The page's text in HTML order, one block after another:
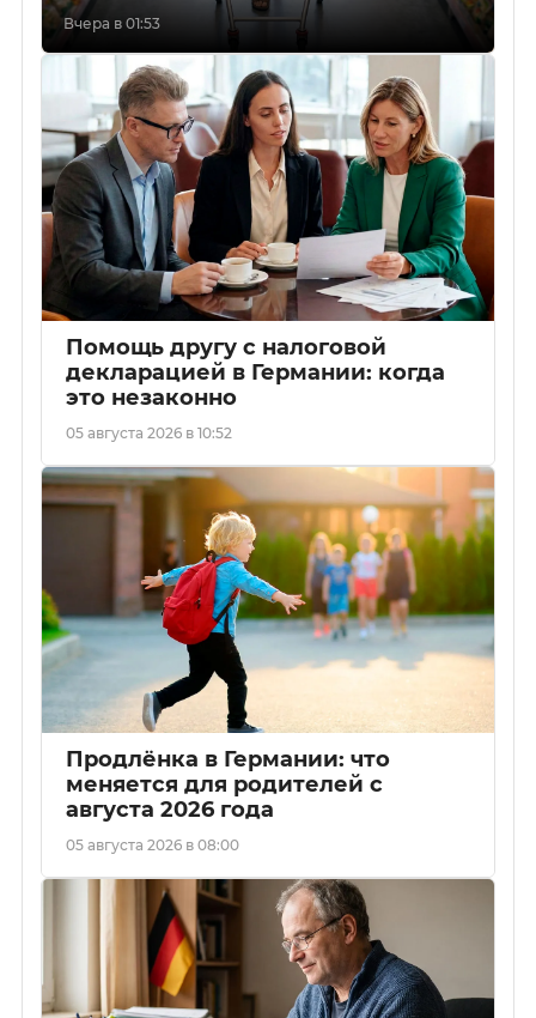
Вчера в 01:53
Помощь другу с налоговой
декларацией в Германии: когда
это незаконно
05 августа 2026 в 10:52
Продлёнка в Германии: что
меняется для родителей с
августа 2026 года
05 августа 2026 в 08:00